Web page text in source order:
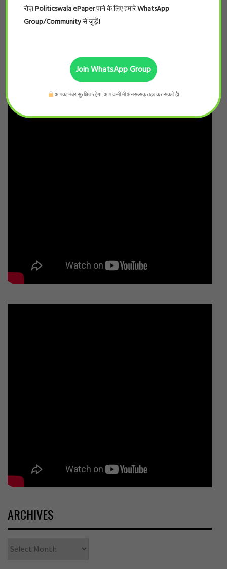
ARCHIVES
रोज़Politicswala ePaperपाने के लिए हमारेWhatsApp
Group/Communityसे जुड़ें।
Join WhatsApp Group
आपका नंबर सुरक्षित रहेगा। आप कभी भी अनसब्सक्राइब कर सकते हैं।